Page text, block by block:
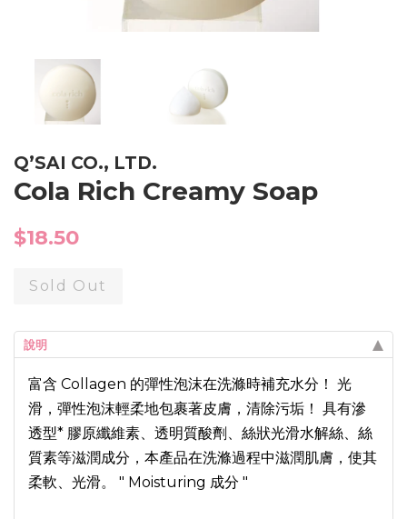
Q’SAI CO., LTD.
Cola Rich Creamy Soap
Regular
$18.50
Sold Out
說明
富含 Collagen 的彈性泡沫在洗滌時補充水分！ 光
滑，彈性泡沫輕柔地包裹著皮膚，清除污垢！ 具有滲
透型* 膠原纖維素、透明質酸劑、絲狀光滑水解絲、絲
質素等滋潤成分，本產品在洗滌過程中滋潤肌膚，使其
柔軟、光滑。 " Moisturing 成分 "